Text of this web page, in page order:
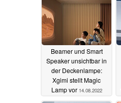
Beamer und Smart
Speaker unsichtbar in
der Deckenlampe:
Xgimi stellt Magic
Lamp vor 14.08.2022